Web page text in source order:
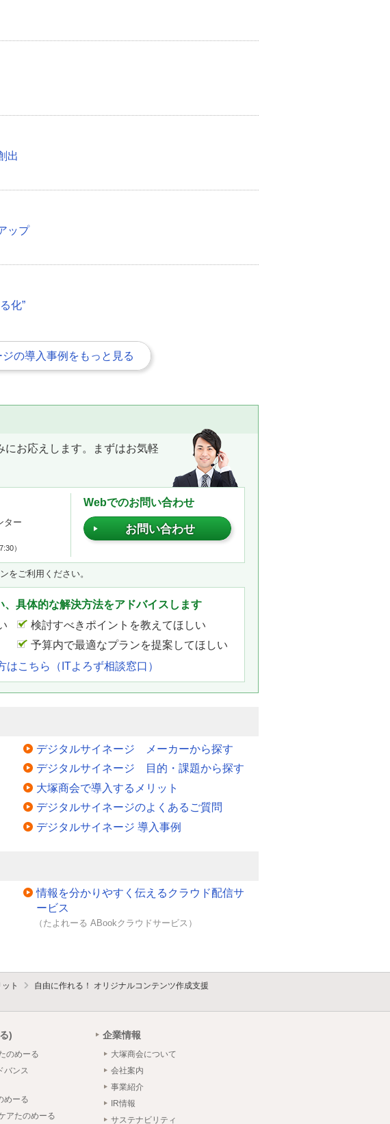
出
ップ
化”
の導入事例をもっと見る
お応えします。まずはお気軽
ター
）
Webでのお問い合わせ
お問い合わせ
をご利用ください。
具体的な解決方法をアドバイスします
検討すべきポイントを教えてほしい
予算内で最適なプランを提案してほしい
こちら（ITよろず相談窓口）
デジタルサイネージ メーカーから探す
デジタルサイネージ 目的・課題から探す
大塚商会で導入するメリット
デジタルサイネージのよくあるご質問
デジタルサイネージ 導入事例
情報を分かりやすく伝えるクラウド配信サ
ービス
（たよれーる ABookクラウドサービス）
ト
自由に作れる！ オリジナルコンテンツ作成支援
)
のめーる
バンス
めーる
アたのめーる
企業情報
大塚商会について
会社案内
事業紹介
IR情報
サステナビリティ